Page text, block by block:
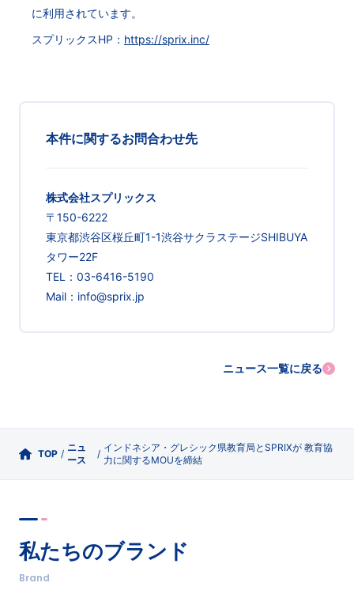
に利用されています。
スプリックスHP： https://sprix.inc/
本件に関するお問合わせ先
株式会社スプリックス
〒150-6222
東京都渋谷区桜丘町1-1渋谷サクラステージSHIBUYA
タワー22F
TEL：03-6416-5190
Mail：info@sprix.jp
ニュース一覧に戻る
TOP /
ニュ
ース
/
インドネシア・グレシック県教育局とSPRIXが 教育協
力に関するMOUを締結
私たちのブランド
Brand